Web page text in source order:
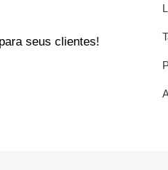
seus clientes!